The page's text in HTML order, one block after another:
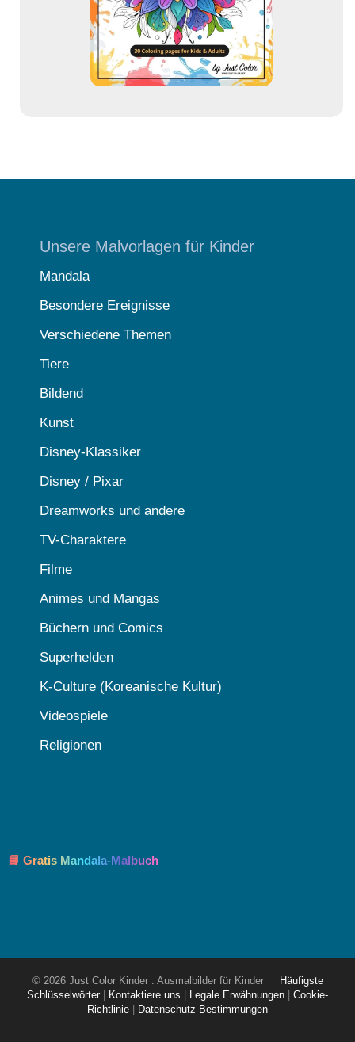
Unsere Malvorlagen für Kinder
Mandala
Besondere Ereignisse
Verschiedene Themen
Tiere
Bildend
Kunst
Disney-Klassiker
Disney / Pixar
Dreamworks und andere
TV-Charaktere
Filme
Animes und Mangas
Büchern und Comics
Superhelden
K-Culture (Koreanische Kultur)
Videospiele
Religionen
📘 Gratis Mandala-Malbuch
© 2026 Just Color Kinder : Ausmalbilder für Kinder
Häufigste
Schlüsselwörter
Kontaktiere uns Legale Erwähnungen
Cookie-
Richtlinie
Datenschutz-Bestimmungen